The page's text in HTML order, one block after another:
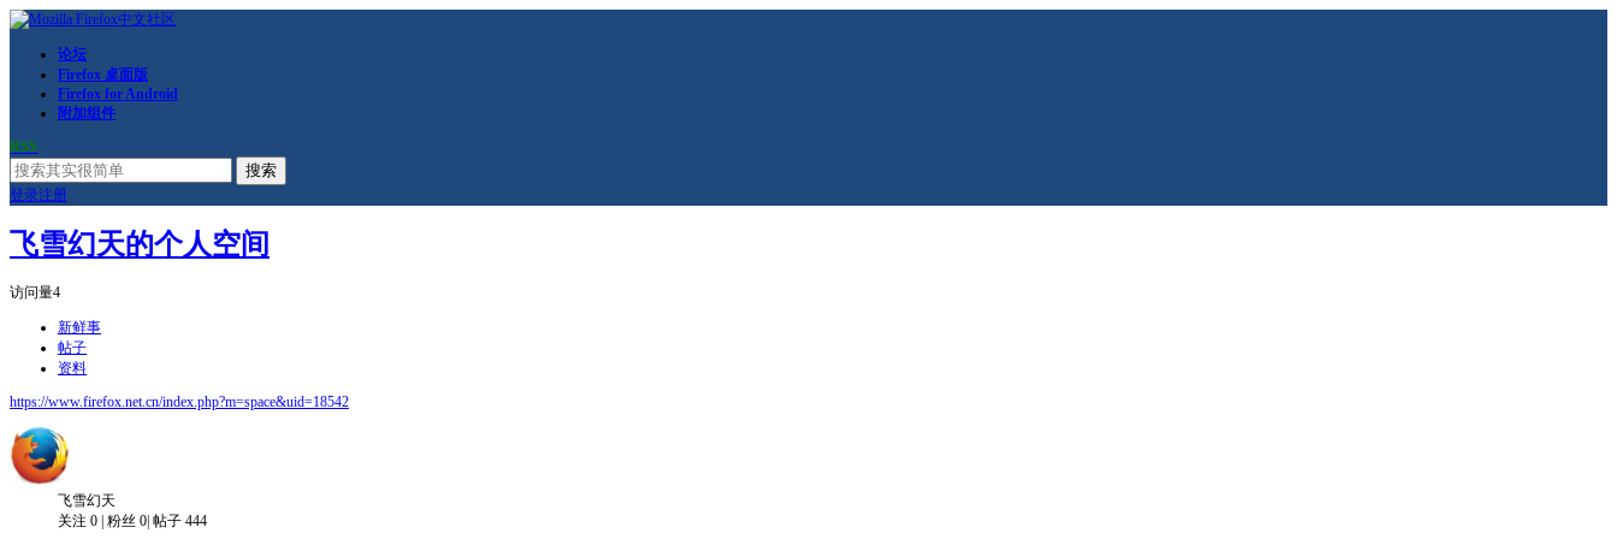
论坛
Firefox 桌面版
Firefox for Android
附加组件
RSS
搜索
登录注册
飞雪幻天的个人空间
访问量4
新鲜事
帖子
资料
https://www.firefox.net.cn/index.php?m=space&uid=18542
飞雪幻天
关注 0 粉丝 0 帖子 444